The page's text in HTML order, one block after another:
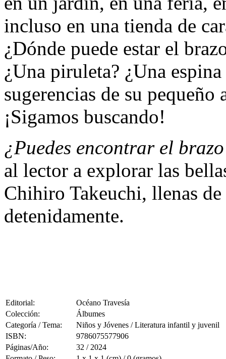
incluso en una tienda de
¿Dónde puede estar el
¿Una piruleta? ¿Una
sugerencias de su
¡Sigamos buscando!
¿Puedes encontrar el
al lector a explorar las
Chihiro Takeuchi, llenas
detenidamente.
Editorial:
Océano Travesía
Colección:
Álbumes
Categoría / Tema:
Niños y Jóvenes / Literatura infantil y juvenil
ISBN:
9786075577906
Páginas/Año:
32 / 2024